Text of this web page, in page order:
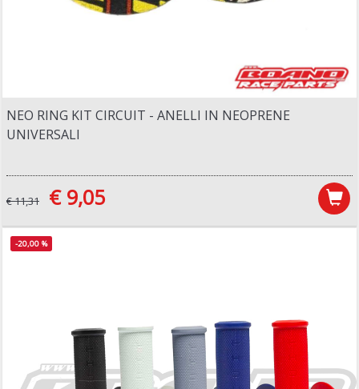
NEO RING KIT CIRCUIT - ANELLI IN NEOPRENE
UNIVERSALI
€ 11,31 € 9,05
-20,00 %